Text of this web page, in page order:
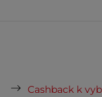
Cashback k